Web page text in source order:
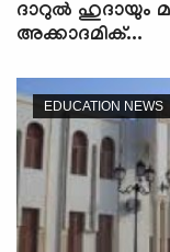
ദാറുല്‍ ഹുദായും
അക്കാദമിക്...
EDUCATION NEWS